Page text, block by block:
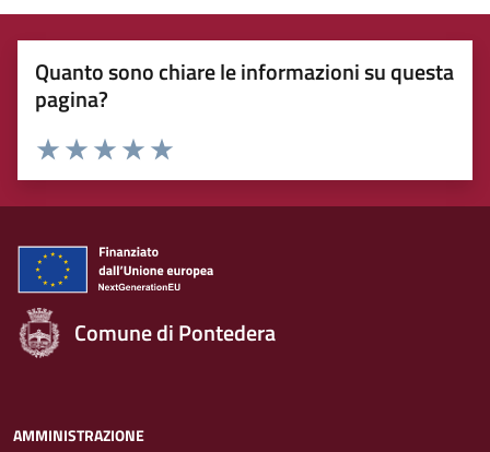
Quanto sono chiare le informazioni su questa
pagina?
Rating:
Valuta 5 stelle su 5
Valuta 4 stelle su 5
Valuta 3 stelle su 5
Valuta 2 stelle su 5
Valuta 1 stelle su 5
Comune di Pontedera
AMMINISTRAZIONE